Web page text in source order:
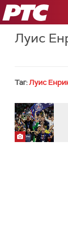
РТС
Луис
Таг:Луис